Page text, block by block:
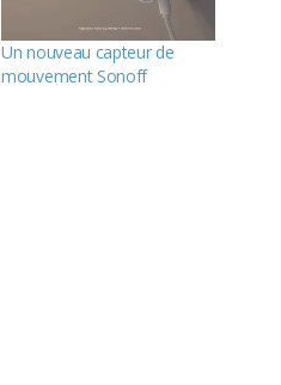
Un nouveau capteur de
mouvement Sonoff